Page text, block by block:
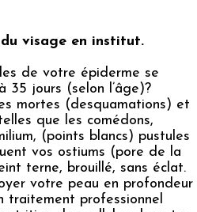
du visage en institut.
de votre épiderme se
35 jours (selon l’âge)?
mortes (desquamations) et
que les comédons,
(points blancs) pustules
vos ostiums (pore de la
terne, brouillé, sans éclat.
votre peau en profondeur
traitement professionnel